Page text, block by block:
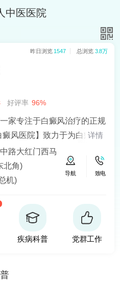
中医医院
昨日浏览 1547 总浏览 3.8万
好评率 96%
家专注于白癜风治疗的正规
风医院】致力于为白癜风
案，医院拥有一支经验丰
包括多名白癜风诊疗经验
详情
路大红门西马
北角)
机)
导航 致电
疾病科普 党群工作